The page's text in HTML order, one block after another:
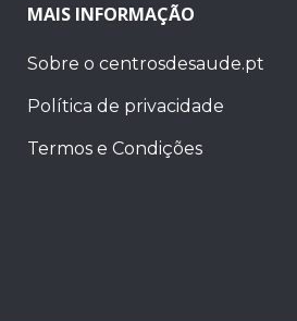
MAIS INFORMAÇÃO
Sobre o centrosdesaude.pt
Política de privacidade
Termos e Condições